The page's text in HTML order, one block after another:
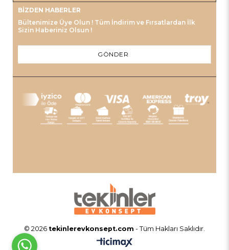
BIZDEN HABERLER
Bültenimize Üye Olun ! Tüm İndirim ve Fırsatlardan İlk
Sizin Haberiniz Olsun !
GÖNDER
© 2026 tekinlerevkonsept.com - Tüm Hakları Saklıdır.